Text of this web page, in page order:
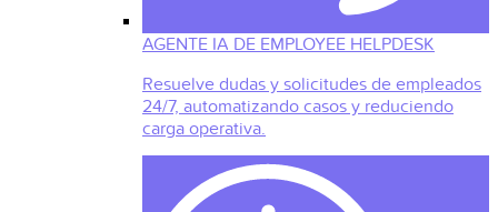
AGENTE IA DE EMPLOYEE HELPDESK
Resuelve dudas y solicitudes de empleados
24/7, automatizando casos y reduciendo
carga operativa.